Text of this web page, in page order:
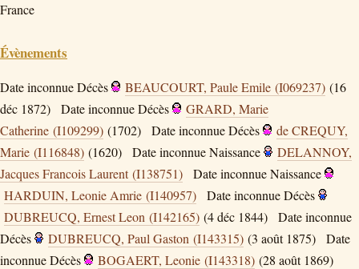
France
Évènements
Date inconnueDécès BEAUCOURT, Paule Emile (I069237) (16
déc 1872)
Date inconnueDécès
GRARD, Marie
Catherine (I109299) (1702) Date inconnueDécès
de CREQUY,
Marie (I116848) (1620) Date inconnueNaissance
DELANNOY,
Jacques Francois Laurent (I138751)
Date inconnueNaissance
HARDUIN, Leonie Amrie (I140957)
Date inconnueDécès
DUBREUCQ, Ernest Leon (I142165) (4 déc 1844)
Date inconnue
Décès
DUBREUCQ, Paul Gaston (I143315) (3 août 1875)
Date
inconnueDécès BOGAERT, Leonie (I143318) (28 août 1869)